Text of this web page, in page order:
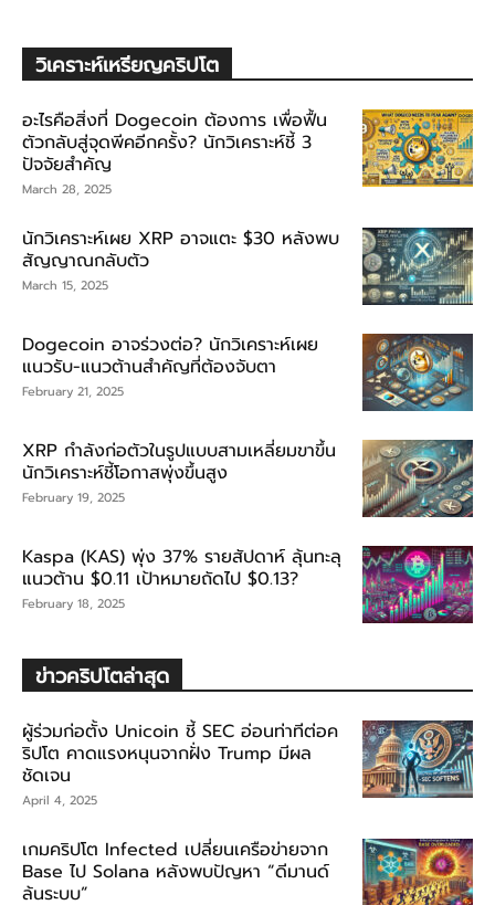
วิเคราะห์เหรียญคริปโต
อะไรคือสิ่งที่ Dogecoin ต้องการ เพื่อฟื้น
ตัวกลับสู่จุดพีคอีกครั้ง? นักวิเคราะห์ชี้ 3
ปัจจัยสำคัญ
March 28, 2025
นักวิเคราะห์เผย XRP อาจแตะ $30 หลังพบ
สัญญาณกลับตัว
March 15, 2025
Dogecoin อาจร่วงต่อ? นักวิเคราะห์เผย
แนวรับ-แนวต้านสำคัญที่ต้องจับตา
February 21, 2025
XRP กำลังก่อตัวในรูปแบบสามเหลี่ยมขาขึ้น
นักวิเคราะห์ชี้โอกาสพุ่งขึ้นสูง
February 19, 2025
Kaspa (KAS) พุ่ง 37% รายสัปดาห์ ลุ้นทะลุ
แนวต้าน $0.11 เป้าหมายถัดไป $0.13?
February 18, 2025
ข่าวคริปโตล่าสุด
ผู้ร่วมก่อตั้ง Unicoin ชี้ SEC อ่อนท่าทีต่อค
ริปโต คาดแรงหนุนจากฝั่ง Trump มีผล
ชัดเจน
April 4, 2025
เกมคริปโต Infected เปลี่ยนเครือข่ายจาก
Base ไป Solana หลังพบปัญหา “ดีมานด์
ล้นระบบ”